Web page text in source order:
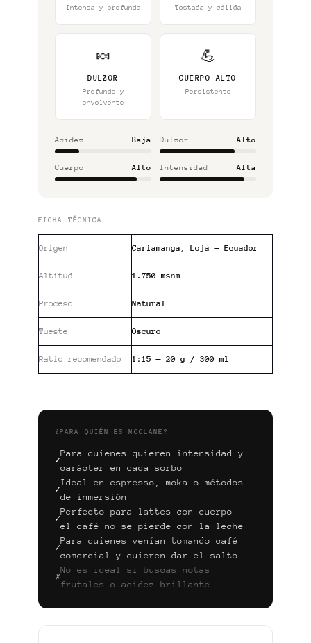
Intensa y profunda Tostada y cálida
🍬
DULZOR
Profundo y
envolvente
💪
CUERPO ALTO
Persistente
Acidez Baja Dulzor Alto
Cuerpo Alto Intensidad Alta
FICHA TÉCNICA
Origen Cariamanga, Loja — Ecuador
Altitud 1.750 msnm
Proceso Natural
Tueste Oscuro
Ratio recomendado 1:15 — 20 g / 300 ml
¿PARA QUIÉN ES MCCLANE?
✓
Para quienes quieren intensidad y
carácter en cada sorbo
✓
Ideal en espresso, moka o métodos
de inmersión
✓
Perfecto para lattes con cuerpo —
el café no se pierde con la leche
✓
Para quienes venían tomando café
comercial y quieren dar el salto
✗
No es ideal si buscas notas
frutales o acidez brillante